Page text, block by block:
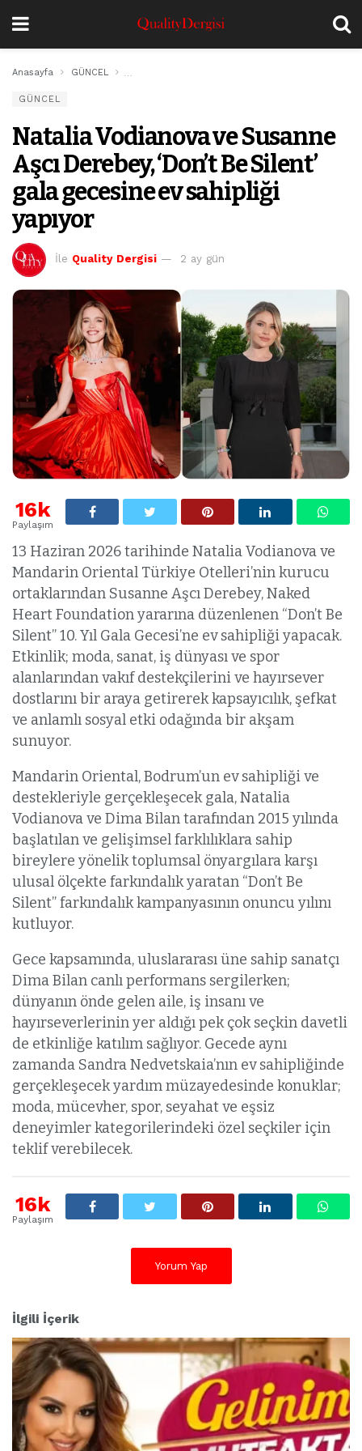
Anasayfa GÜNCEL
GÜNCEL
Natalia Vodianova ve Susanne
Aşcı Derebey, ‘Don’t Be Silent’
gala gecesine ev sahipliği
yapıyor
İle Quality Dergisi 2 ay gün
16k
Paylaşım
13 Haziran 2026 tarihinde Natalia Vodianova ve
Mandarin Oriental Türkiye Otelleri’nin kurucu
ortaklarından Susanne Aşcı Derebey, Naked
Heart Foundation yararına düzenlenen “Don’t Be
Silent” 10. Yıl Gala Gecesi’ne ev sahipliği yapacak.
Etkinlik; moda, sanat, iş dünyası ve spor
alanlarından vakıf destekçilerini ve hayırsever
dostlarını bir araya getirerek kapsayıcılık, şefkat
ve anlamlı sosyal etki odağında bir akşam
sunuyor.
Mandarin Oriental, Bodrum’un ev sahipliği ve
destekleriyle gerçekleşecek gala, Natalia
Vodianova ve Dima Bilan tarafından 2015 yılında
başlatılan ve gelişimsel farklılıklara sahip
bireylere yönelik toplumsal önyargılara karşı
ulusal ölçekte farkındalık yaratan “Don’t Be
Silent” farkındalık kampanyasının onuncu yılını
kutluyor.
Gece kapsamında, uluslararası üne sahip sanatçı
Dima Bilan canlı performans sergilerken;
dünyanın önde gelen aile, iş insanı ve
hayırseverlerinin yer aldığı pek çok seçkin davetli
de etkinliğe katılım sağlıyor. Gecede aynı
zamanda Sandra Nedvetskaia’nın ev sahipliğinde
gerçekleşecek yardım müzayedesinde konuklar;
moda, mücevher, spor, seyahat ve eşsiz
deneyimler kategorilerindeki özel seçkiler için
teklif verebilecek.
16k
Paylaşım
Yorum Yap
İlgili İçerik